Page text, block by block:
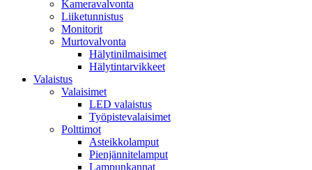
Kameravalvonta
Liiketunnistus
Monitorit
Murtovalvonta
Hälytinilmaisimet
Hälytintarvikkeet
Valaistus
Valaisimet
LED valaistus
Työpistevalaisimet
Polttimot
Asteikkolamput
Pienjännitelamput
Lampunkannat